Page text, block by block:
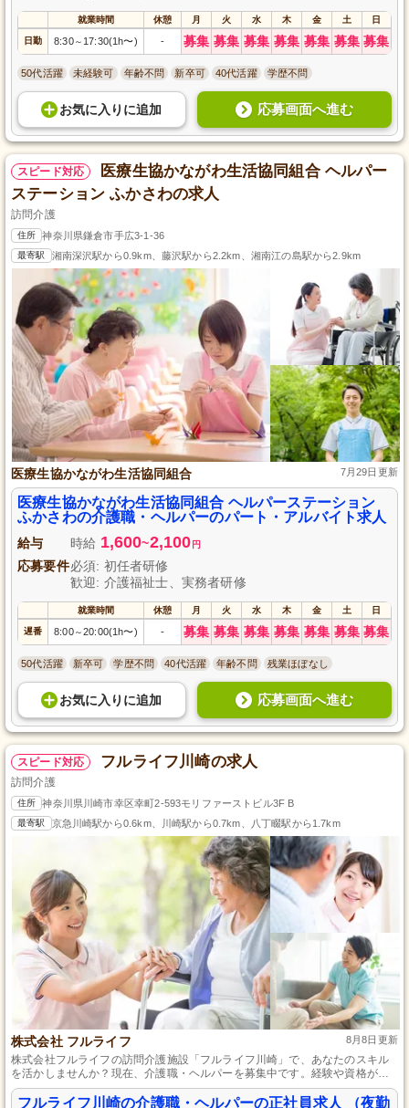
就業時間 休憩 月 火 水 木 金 土 日
日勤 8:30～ 17:30(1h〜) - 募集 募集 募集 募集 募集 募集 募集
50代活躍 未経験可 年齢不問 新卒可 40代活躍 学歴不問
お気に入り に追加 応募画面へ進む
スピード対応
医療生協かながわ生活協同組合 ヘルパー
ステーション ふかさわの求人
訪問介護
住所 神奈川県鎌倉市手広3-1-36
最寄駅 湘南深沢駅から0.9km、藤沢駅から2.2km、湘南江の島駅から2.9km
医療生協かながわ生活協同組合 7月29日更新
医療生協かながわ生活協同組合 ヘルパーステーション
ふかさわの介護職・ヘルパーのパート・アルバイト求人
給与 時給 1,600~2,100 円
応募要件必須: 初任者研修
歓迎: 介護福祉士、実務者研修
就業時間 休憩 月 火 水 木 金 土 日
遅番 8:00～20:00(1h〜) - 募集 募集 募集 募集 募集 募集 募集
50代活躍 新卒可 学歴不問 40代活躍 年齢不問 残業ほぼなし
お気に入り に追加 応募画面へ進む
スピード対応 フルライフ川崎の求人
訪問介護
住所 神奈川県川崎市幸区幸町2-593モリファーストビル3F B
最寄駅 京急川崎駅から0.6km、川崎駅から0.7km、八丁畷駅から1.7km
株式会社 フルライフ 8月8日更新
株式会社フルライフの訪問介護施設「フルライフ川崎」で、あなたのスキル
を活かしませんか？現在、介護職・ヘルパーを募集中です。経験や資格がな
くても大丈夫、未経験者も歓迎します！正社員として安定した雇用と充実し
た働きがいを提供しています。皆様のご応募を心よりお待ちしております。
フルライフ川崎の介護職・ヘルパーの正社員求人 （夜勤